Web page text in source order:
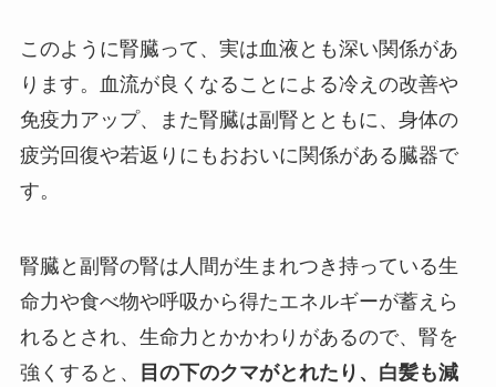
このように腎臓って、実は血液とも深い関係があ
ります。血流が良くなることによる冷えの改善や
免疫力アップ、また腎臓は副腎とともに、身体の
疲労回復や若返りにもおおいに関係がある臓器で
す。
腎臓と副腎の腎は人間が生まれつき持っている生
命力や食べ物や呼吸から得たエネルギーが蓄えら
れるとされ、生命力とかかわりがあるので、腎を
強くすると、
目の下のクマがとれたり、白髪も減